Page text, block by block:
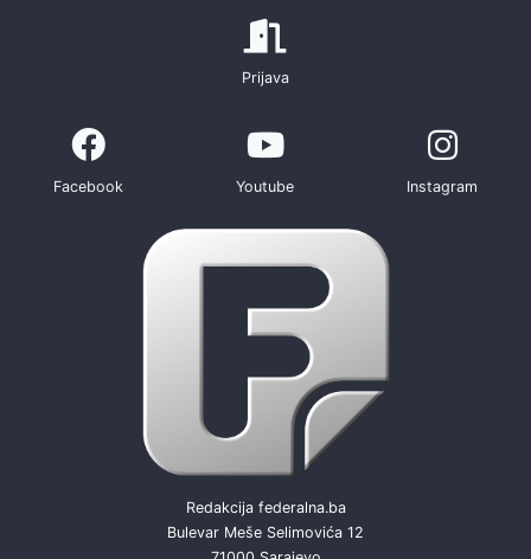
Prijava
Facebook Youtube Instagram
Redakcija federalna.ba
Bulevar Meše Selimovića 12